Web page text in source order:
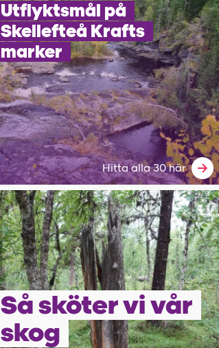
Utflyktsmål på
Skellefteå Krafts
marker
Hitta alla 30 här
Så sköter vi vår
skog